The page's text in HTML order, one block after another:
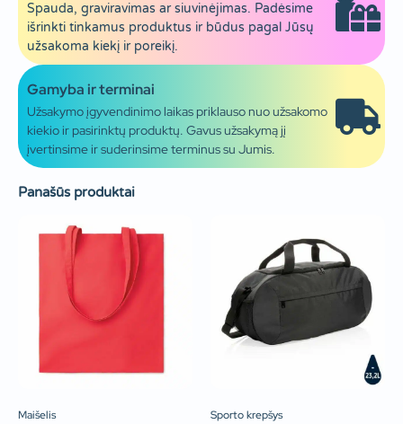
Spauda, graviravimas ar siuvinėjimas. Padėsime
išrinkti tinkamus produktus ir būdus pagal Jūsų
užsakoma kiekį ir poreikį.
Gamyba ir terminai
Užsakymo įgyvendinimo laikas priklauso nuo užsakomo
kiekio ir pasirinktų produktų. Gavus užsakymą jį
įvertinsime ir suderinsime terminus su Jumis.
Panašūs produktai
Maišelis Sporto krepšys